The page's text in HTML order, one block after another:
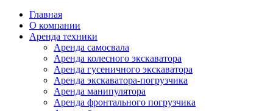
Главная
О компании
Аренда техники
Аренда самосвала
Аренда колесного экскаватора
Аренда гусеничного экскаватора
Аренда экскаватора-погрузчика
Аренда манипулятора
Аренда фронтального погрузчика